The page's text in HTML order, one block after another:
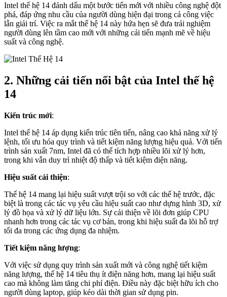
Intel thế hệ 14 đánh dấu một bước tiến mới với nhiều công nghệ đột
phá, đáp ứng nhu cầu của người dùng hiện đại trong cả công việc
lẫn giải trí. Việc ra mắt thế hệ 14 này hứa hẹn sẽ đưa trải nghiệm
người dùng lên tầm cao mới với những cải tiến mạnh mẽ về hiệu
suất và công nghệ.
2. Những cải tiến nổi bật của Intel thế hệ
14
Kiến trúc mới:
Intel thế hệ 14 áp dụng kiến trúc tiên tiến, nâng cao khả năng xử lý
lệnh, tối ưu hóa quy trình và tiết kiệm năng lượng hiệu quả. Với tiến
trình sản xuất 7nm, Intel đã có thể tích hợp nhiều lõi xử lý hơn,
trong khi vẫn duy trì nhiệt độ thấp và tiết kiệm điện năng.
Hiệu suất cải thiện:
Thế hệ 14 mang lại hiệu suất vượt trội so với các thế hệ trước, đặc
biệt là trong các tác vụ yêu cầu hiệu suất cao như dựng hình 3D, xử
lý đồ họa và xử lý dữ liệu lớn. Sự cải thiện về lõi đơn giúp CPU
nhanh hơn trong các tác vụ cơ bản, trong khi hiệu suất đa lõi hỗ trợ
tối đa trong các ứng dụng đa nhiệm.
Tiết kiệm năng lượng:
Với việc sử dụng quy trình sản xuất mới và công nghệ tiết kiệm
năng lượng, thế hệ 14 tiêu thụ ít điện năng hơn, mang lại hiệu suất
cao mà không làm tăng chi phí điện. Điều này đặc biệt hữu ích cho
người dùng laptop, giúp kéo dài thời gian sử dụng pin.